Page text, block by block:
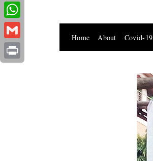
Home About Covid-19
Twitter
WhatsApp
Gmail